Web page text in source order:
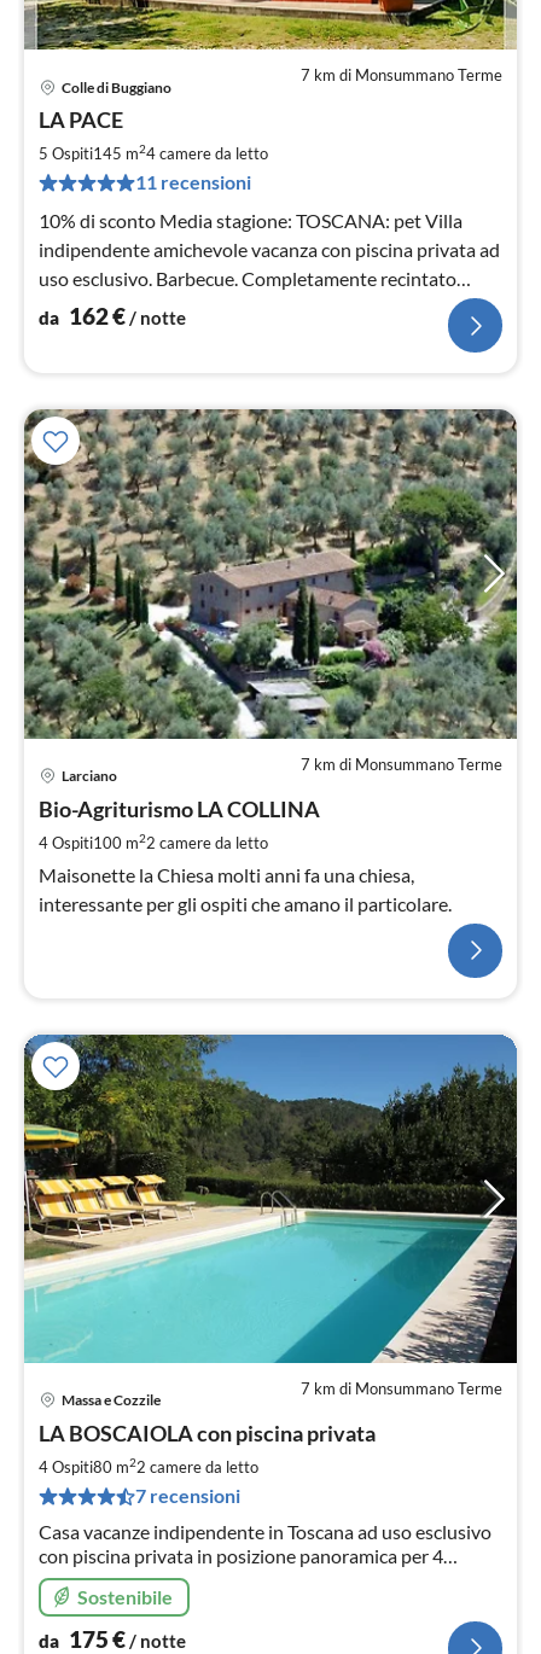
7 km di Monsummano Terme
Colle di Buggiano
LA PACE
5 Ospiti145 m24camere da letto
11 recensioni
10% di sconto Media stagione: TOSCANA: pet Villa
indipendente amichevole vacanza con piscina privata ad
uso esclusivo. Barbecue. Completamente recintato
giardino con uliveto.
da 162€/ notte
7 km di Monsummano Terme
Larciano
Bio-Agriturismo LA COLLINA
4 Ospiti100 m22 camere da letto
Maisonette la Chiesa molti anni fa una chiesa,
interessante per gli ospiti che amano il particolare.
7 km di Monsummano Terme
Massa e Cozzile
LA BOSCAIOLA con piscina privata
4 Ospiti80 m22 camere da letto
7 recensioni
Casa vacanze indipendente in Toscana ad uso esclusivo
con piscina privata in posizione panoramica per 4
persone, volentieri con cane. Completamente recintato.
Aria condizionata, Wifi, TV satellitare, barbecue,
zanzariera
Sostenibile
da 175€/ notte